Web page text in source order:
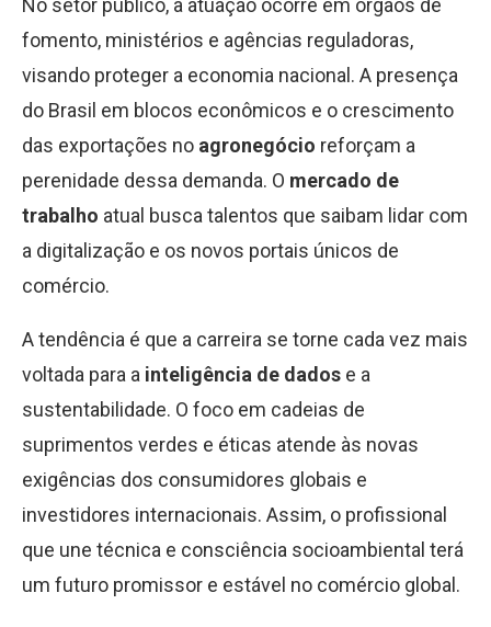
No setor público, a atuação ocorre em órgãos de
fomento, ministérios e agências reguladoras,
visando proteger a economia nacional. A presença
do Brasil em blocos econômicos e o crescimento
das exportações no agronegócio reforçam a
perenidade dessa demanda. O mercado de
trabalho atual busca talentos que saibam lidar com
a digitalização e os novos portais únicos de
comércio.
A tendência é que a carreira se torne cada vez mais
voltada para a inteligência de dados e a
sustentabilidade. O foco em cadeias de
suprimentos verdes e éticas atende às novas
exigências dos consumidores globais e
investidores internacionais. Assim, o profissional
que une técnica e consciência socioambiental terá
um futuro promissor e estável no comércio global.